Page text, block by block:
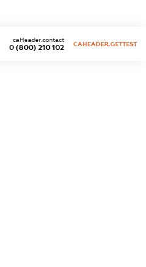
0 (800) 210 102
caHeader.contact
CAHEADER.GETTEST